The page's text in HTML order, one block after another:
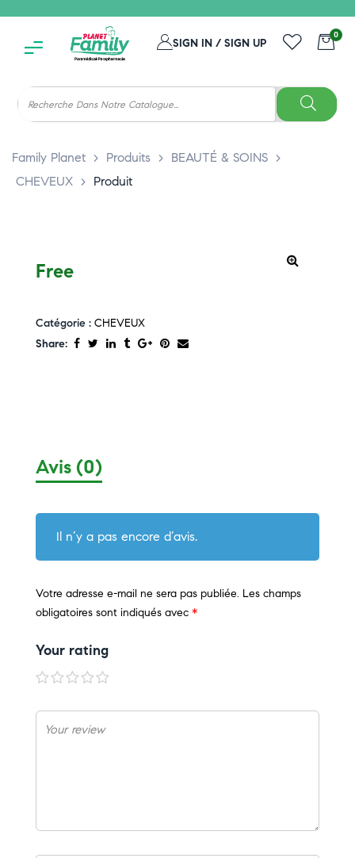
SIGN IN / SIGN UP
0
Family Planet > Produits > BEAUTÉ & SOINS >
CHEVEUX > Produit
Free
Catégorie : CHEVEUX
Share:
Avis (0)
Il n’y a pas encore d’avis.
Votre adresse e-mail ne sera pas publiée. Les champs
obligatoires sont indiqués avec *
Your rating
1
2 3 4 5